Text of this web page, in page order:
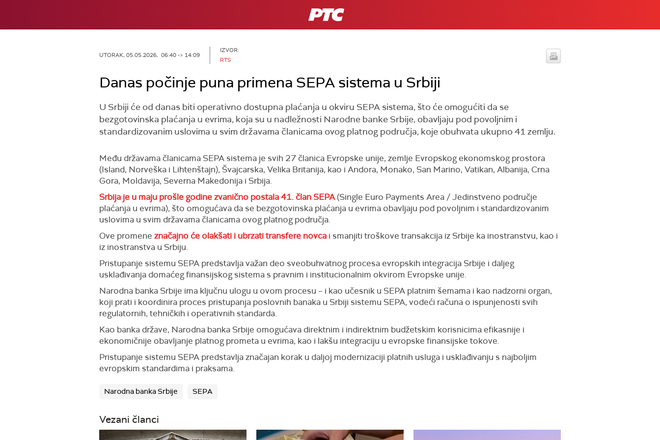
RTS
UTORAK, 05.05.2026, 06:40 -> 14:09
IZVOR:
RTS
Danas počinje puna primena SEPA sistema u Srbiji
U Srbiji će od danas biti operativno dostupna plaćanja u okviru SEPA sistema, što će omogućiti da se
bezgotovinska plaćanja u evrima, koja su u nadležnosti Narodne banke Srbije, obavljaju pod povoljnim i
standardizovanim uslovima u svim državama članicama ovog platnog područja, koje obuhvata ukupno 41 zemlju.
Među državama članicama SEPA sistema je svih 27 članica Evropske unije, zemlje Evropskog ekonomskog prostora
(Island, Norveška i Lihtenštajn), Švajcarska, Velika Britanija, kao i Andora, Monako, San Marino, Vatikan, Albanija, Crna
Gora, Moldavija, Severna Makedonija i Srbija.
Srbija je u maju prošle godine zvanično postala 41. član SEPA(Single Euro Payments Area / Jedinstveno područje
plaćanja u evrima), što omogućava da se bezgotovinska plaćanja u evrima obavljaju pod povoljnim i standardizovanim
uslovima u svim državama članicama ovog platnog područja.
Ove promene značajno će olakšati i ubrzati transfere novca i smanjiti troškove transakcija iz Srbije ka inostranstvu, kao i
iz inostranstva u Srbiju.
Pristupanje sistemu SEPA predstavlja važan deo sveobuhvatnog procesa evropskih integracija Srbije i daljeg
usklađivanja domaćeg finansijskog sistema s pravnim i institucionalnim okvirom Evropske unije.
Narodna banka Srbije ima ključnu ulogu u ovom procesu – i kao učesnik u SEPA platnim šemama i kao nadzorni organ,
koji prati i koordinira proces pristupanja poslovnih banaka u Srbiji sistemu SEPA, vodeći računa o ispunjenosti svih
regulatornih, tehničkih i operativnih standarda.
Kao banka države, Narodna banka Srbije omogućava direktnim i indirektnim budžetskim korisnicima efikasnije i
ekonomičnije obavljanje platnog prometa u evrima, kao i lakšu integraciju u evropske finansijske tokove.
Pristupanje sistemu SEPA predstavlja značajan korak u daljoj modernizaciji platnih usluga i usklađivanju s najboljim
evropskim standardima i praksama.
Narodna banka Srbije SEPA
Vezani članci